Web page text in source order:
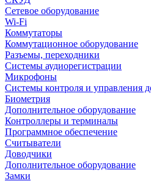
Сетевое оборудование
Wi-Fi
Коммутаторы
Коммутационное оборудование
Разъемы, переходники
Системы аудиорегистрации
Микрофоны
Системы контроля и управления
Биометрия
Дополнительное оборудование
Контроллеры и терминалы
Программное обеспечение
Считыватели
Доводчики
Дополнительное оборудование
Замки